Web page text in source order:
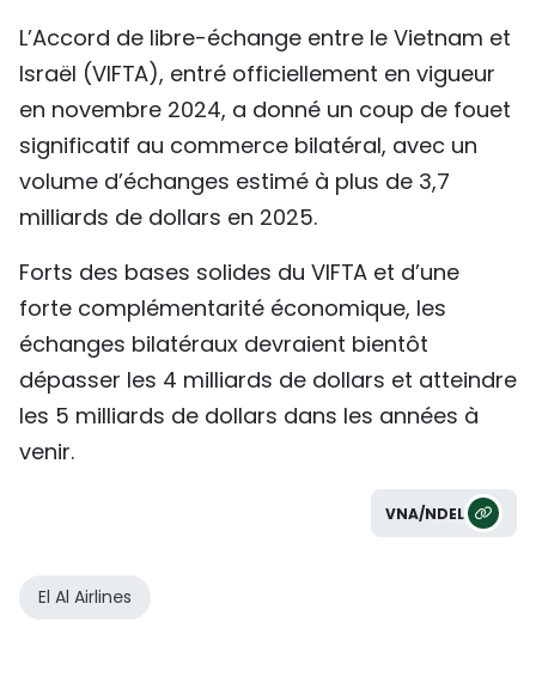
L’Accord de libre-échange entre le Vietnam et
Israël (VIFTA), entré officiellement en vigueur
en novembre 2024, a donné un coup de fouet
significatif au commerce bilatéral, avec un
volume d’échanges estimé à plus de 3,7
milliards de dollars en 2025.
Forts des bases solides du VIFTA et d’une
forte complémentarité économique, les
échanges bilatéraux devraient bientôt
dépasser les 4 milliards de dollars et atteindre
les 5 milliards de dollars dans les années à
venir.
VNA/NDEL
El Al Airlines